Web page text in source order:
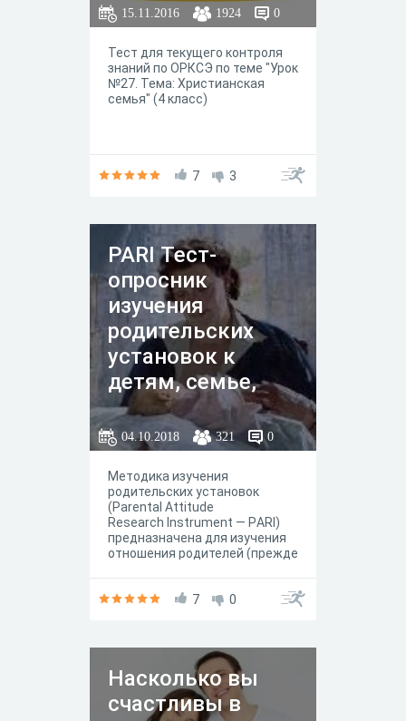
задуматься, то это хороший
повод проявить к себе заботу
и внимание. ❗Ты можешь
написать мне для личной
консультации. Подписывайся
на мой ТГ-канал
annatrushnikova_psy там ты
же сможешь задать
анонимные вопросы
15.11.2016 1924 0
Тест для текущего контроля
знаний по ОРКСЭ по теме "Урок
№27. Тема: Христианская
семья" (4 класс)
7 3
PARI Тест-
опросник
изучения
родительских
установок к
детям, семье,
мужу
04.10.2018 321 0
Методика изучения
родительских установок
(Parental Attitude
Research Instrument — РARI)
предназначена для изучения
отношения родителей (прежде
жизни (семейной роли).
Белл. В России методика
адаптирована Т. В. Нещерет.
7 0
Насколько вы
счастливы в